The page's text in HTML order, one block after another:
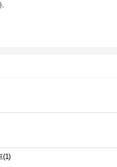
.
(1)